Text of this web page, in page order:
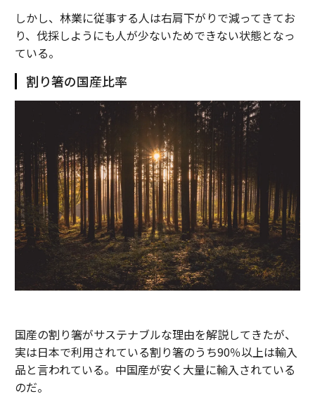
しかし、林業に従事する人は右肩下がりで減ってきてお
り、伐採しようにも人が少ないためできない状態となっ
ている。
割り箸の国産比率
国産の割り箸がサステナブルな理由を解説してきたが、
実は日本で利用されている割り箸のうち90％以上は輸入
品と言われている。中国産が安く大量に輸入されている
のだ。